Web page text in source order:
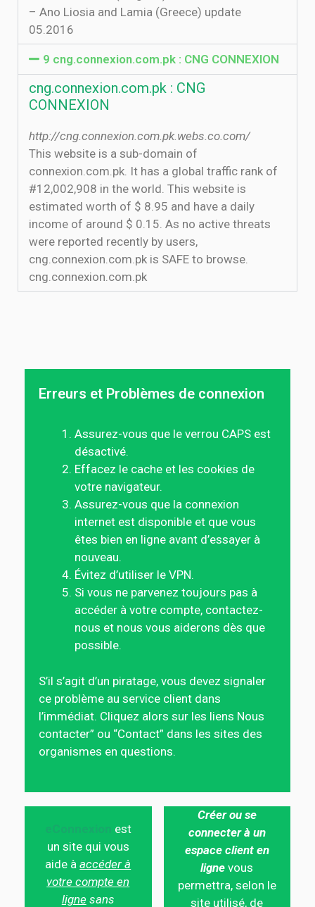
– Ano Liosia and Lamia (Greece) update
05.2016
9 cng.connexion.com.pk : CNG CONNEXION
cng.connexion.com.pk : CNG
CONNEXION
http://cng.connexion.com.pk.webs.co.com/
This website is a sub-domain of
connexion.com.pk. It has a global traffic rank of
#12,002,908 in the world. This website is
estimated worth of $ 8.95 and have a daily
income of around $ 0.15. As no active threats
were reported recently by users,
cng.connexion.com.pk is SAFE to browse.
cng.connexion.com.pk
Erreurs et Problèmes de connexion
Assurez-vous que le verrou CAPS est
désactivé.
Effacez le cache et les cookies de
votre navigateur.
Assurez-vous que la connexion
internet est disponible et que vous
êtes bien en ligne avant d’essayer à
nouveau.
Évitez d’utiliser le VPN.
Si vous ne parvenez toujours pas à
accéder à votre compte, contactez-
nous et nous vous aiderons dès que
possible.
S’il s’agit d’un piratage, vous devez signaler
ce problème au service client dans
l’immédiat. Cliquez alors sur les liens Nous
contacter” ou “Contact” dans les sites des
organismes en questions.
est
un site qui vous
aide àaccéder à
votre compte en
ligne sans
Créer ou se
connecter à un
espace client en
ligne vous
permettra, selon le
site utilisé, de